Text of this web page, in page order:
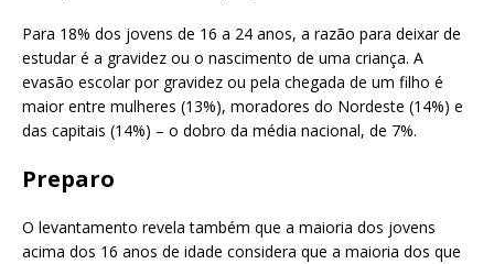
Para 18% dos jovens de 16 a 24 anos, a razão para deixar de
estudar é a gravidez ou o nascimento de uma criança. A
evasão escolar por gravidez ou pela chegada de um filho é
maior entre mulheres (13%), moradores do Nordeste (14%) e
das capitais (14%) – o dobro da média nacional, de 7%.
Preparo
O levantamento revela também que a maioria dos jovens
acima dos 16 anos de idade considera que a maioria dos que